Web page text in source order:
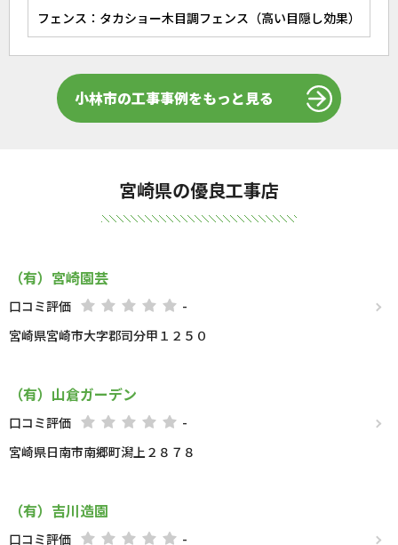
フェンス：タカショー木目調フェンス（高い目隠し効果）
小林市の工事事例をもっと見る
宮崎県の優良工事店
（有）宮崎園芸
口コミ評価
-
宮崎県宮崎市大字郡司分甲１２５０
（有）山倉ガーデン
口コミ評価
-
宮崎県日南市南郷町潟上２８７８
（有）吉川造園
口コミ評価
-